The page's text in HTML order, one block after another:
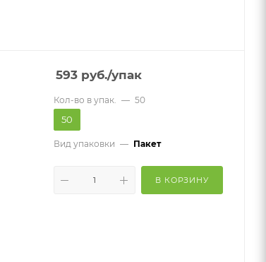
593 руб./упак
Кол-во в упак. — 50
50
Вид упаковки — Пакет
В КОРЗИНУ